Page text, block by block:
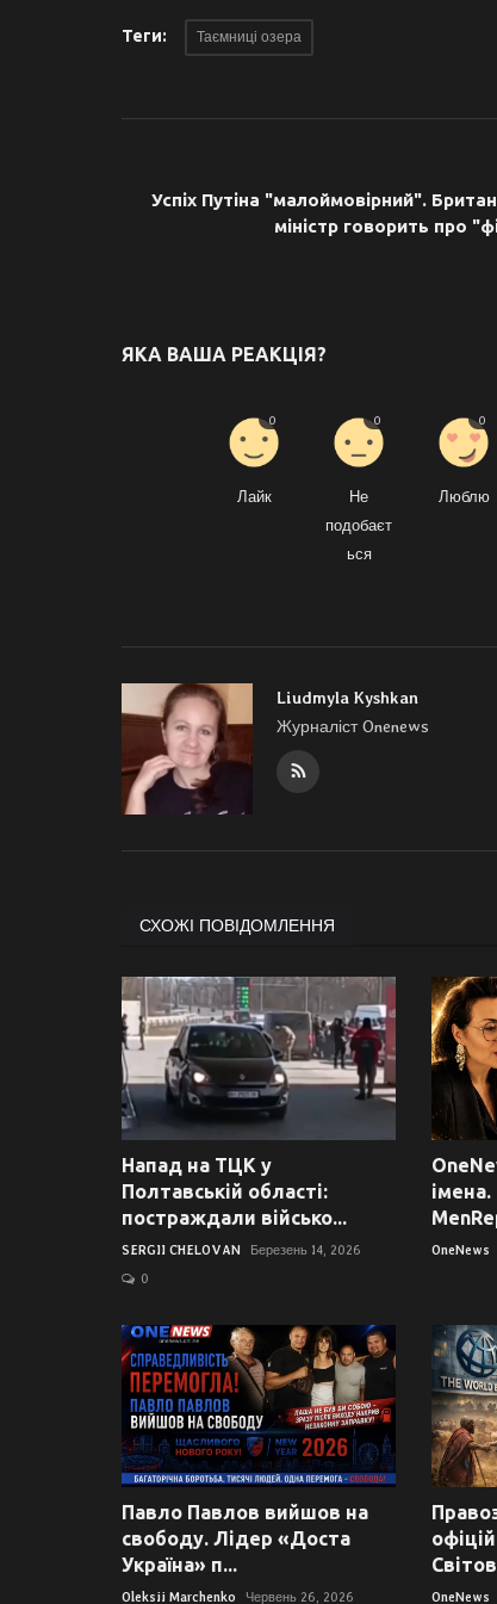
Теги: Таємниці озера
Успіх Путіна "малоймовірний".
міністр говорить про
ЯКА ВАША РЕАКЦІЯ?
Лайк
0
Не
подобаєт
ься
0
Люблю
0
Liudmyla Kyshkan
Журналіст Onenews
СХОЖІ ПОВІДОМЛЕННЯ
Напад на ТЦК у
Полтавській області:
постраждали військо...
SERGII CHELOVAN
Березень 14, 2026
0
OneNews
Павло Павлов вийшов на
свободу. Лідер «Доста
Україна» п...
Oleksii Marchenko Червень 26, 2026 OneNews